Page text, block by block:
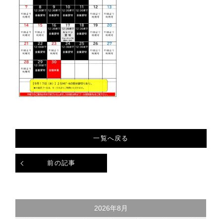
前の記事
一覧へ戻る
2026年8月